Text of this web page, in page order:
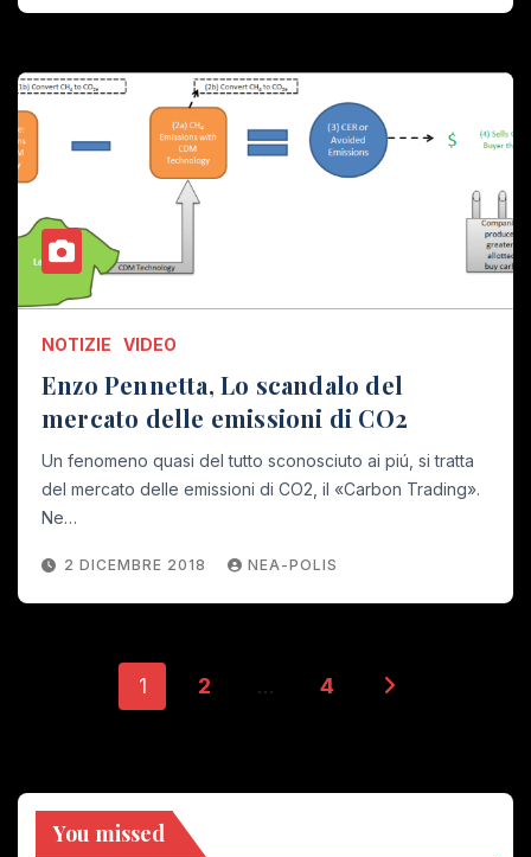
NOTIZIE VIDEO
Enzo Pennetta, Lo scandalo del
mercato delle emissioni di CO2
Un fenomeno quasi del tutto sconosciuto ai piú, si tratta
del mercato delle emissioni di CO2, il «Carbon Trading».
Ne…
2 DICEMBRE 2018 NEA-POLIS
Paginazione
articoli
1 2 … 4
You missed